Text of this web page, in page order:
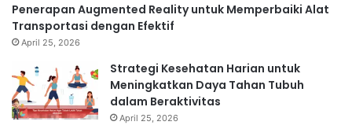
Penerapan Augmented Reality untuk Memperbaiki Alat
Transportasi dengan Efektif
April 25, 2026
Strategi Kesehatan Harian untuk
Meningkatkan Daya Tahan Tubuh
dalam Beraktivitas
April 25, 2026